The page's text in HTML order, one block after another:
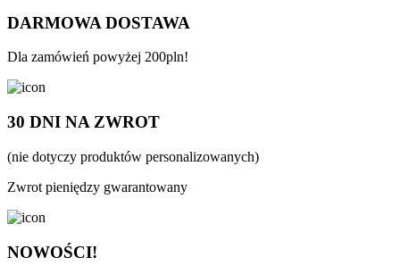
DARMOWA DOSTAWA
Dla zamówień powyżej 200pln!
30 DNI NA ZWROT
(nie dotyczy produktów personalizowanych)
Zwrot pieniędzy gwarantowany
NOWOŚCI!